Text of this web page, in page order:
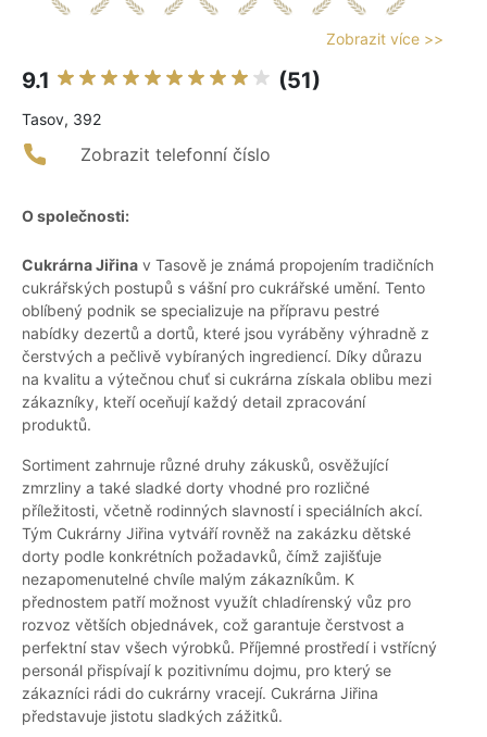
Zobrazit více >>
9.1 (51)
Tasov, 392
Zobrazit telefonní číslo
O společnosti:
Cukrárna Jiřina v Tasově je známá propojením tradičních
cukrářských postupů s vášní pro cukrářské umění. Tento
oblíbený podnik se specializuje na přípravu pestré
nabídky dezertů a dortů, které jsou vyráběny výhradně z
čerstvých a pečlivě vybíraných ingrediencí. Díky důrazu
na kvalitu a výtečnou chuť si cukrárna získala oblibu mezi
zákazníky, kteří oceňují každý detail zpracování
produktů.
Sortiment zahrnuje různé druhy zákusků, osvěžující
zmrzliny a také sladké dorty vhodné pro rozličné
příležitosti, včetně rodinných slavností i speciálních akcí.
Tým Cukrárny Jiřina vytváří rovněž na zakázku dětské
dorty podle konkrétních požadavků, čímž zajišťuje
nezapomenutelné chvíle malým zákazníkům. K
přednostem patří možnost využít chladírenský vůz pro
rozvoz větších objednávek, což garantuje čerstvost a
perfektní stav všech výrobků. Příjemné prostředí i vstřícný
personál přispívají k pozitivnímu dojmu, pro který se
zákazníci rádi do cukrárny vracejí. Cukrárna Jiřina
představuje jistotu sladkých zážitků.